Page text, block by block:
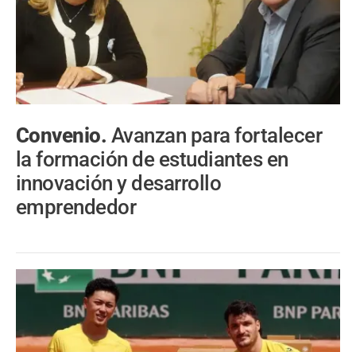
Convenio. Avanzan para fortalecer
la formación de estudiantes en
innovación y desarrollo
emprendedor